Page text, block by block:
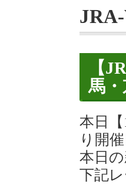
【
馬
本日
り開
本日
下記